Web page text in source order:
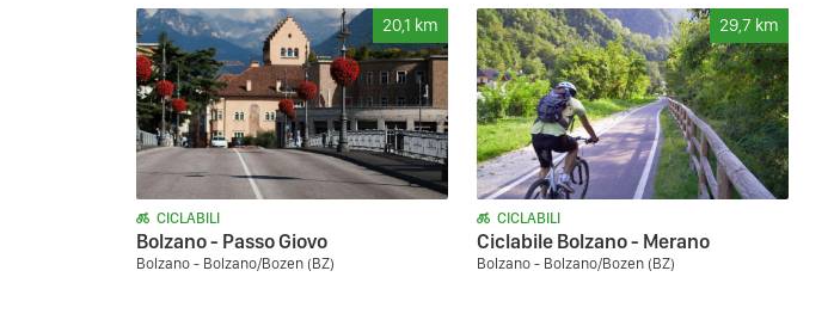
20,1 km
CICLABILI
Bolzano - Passo Giovo
Bolzano - Bolzano/Bozen (BZ)
29,7 km
CICLABILI
Ciclabile Bolzano - Merano
Bolzano - Bolzano/Bozen (BZ)